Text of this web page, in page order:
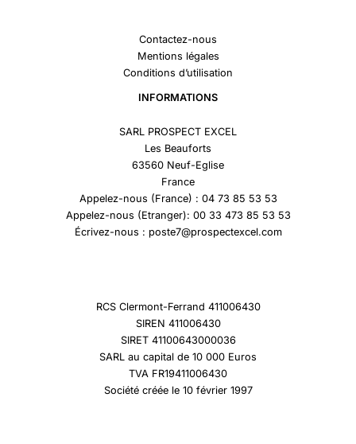
Contactez-nous
Mentions légales
Conditions d’utilisation
INFORMATIONS
SARL PROSPECT EXCEL
Les Beauforts
63560 Neuf-Eglise
France
Appelez-nous (France) : 04 73 85 53 53
Appelez-nous (Etranger): 00 33 473 85 53 53
Écrivez-nous : poste7@prospectexcel.com
RCS Clermont-Ferrand 411006430
SIREN 411006430
SIRET 41100643000036
SARL au capital de 10 000 Euros
TVA FR19411006430
Société créée le 10 février 1997